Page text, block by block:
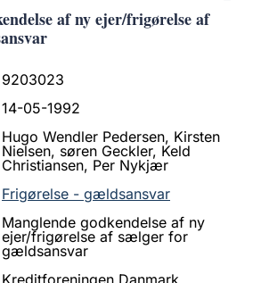
af ny ejer/frigørelse af
9203023
14-05-1992
Hugo Wendler Pedersen, Kirsten
Nielsen, søren Geckler, Keld
Christiansen, Per Nykjær
Frigørelse - gældsansvar
Manglende godkendelse af ny
ejer/frigørelse af sælger for
gældsansvar
Kreditforeningen Danmark